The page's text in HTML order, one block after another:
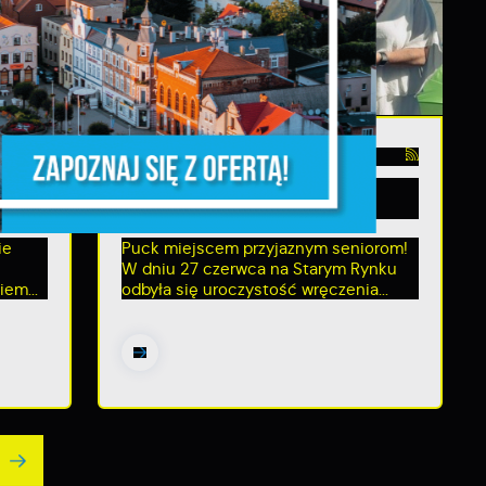
28 - 06 - 2018
Puck miejscem przyjaznym
seniorom!
Puck miejscem przyjaznym seniorom!
W dniu 27 czerwca na Starym Rynku
odbyła się uroczystość wręczenia...